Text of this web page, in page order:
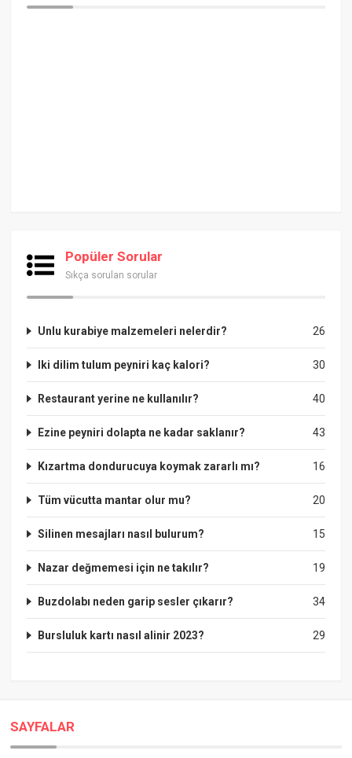
Popüler Sorular
Sıkça sorulan sorular
26
Unlu kurabiye malzemeleri nelerdir?
30
Iki dilim tulum peyniri kaç kalori?
40
Restaurant yerine ne kullanılır?
43
Ezine peyniri dolapta ne kadar saklanır?
16
Kızartma dondurucuya koymak zararlı mı?
20
Tüm vücutta mantar olur mu?
15
Silinen mesajları nasıl bulurum?
19
Nazar değmemesi için ne takılır?
34
Buzdolabı neden garip sesler çıkarır?
29
Bursluluk kartı nasıl alinir 2023?
SAYFALAR